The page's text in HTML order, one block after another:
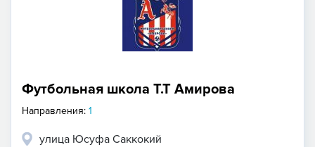
Футбольная школа Т.Т Амирова
Направления: 1
улица Юсуфа Саккокий